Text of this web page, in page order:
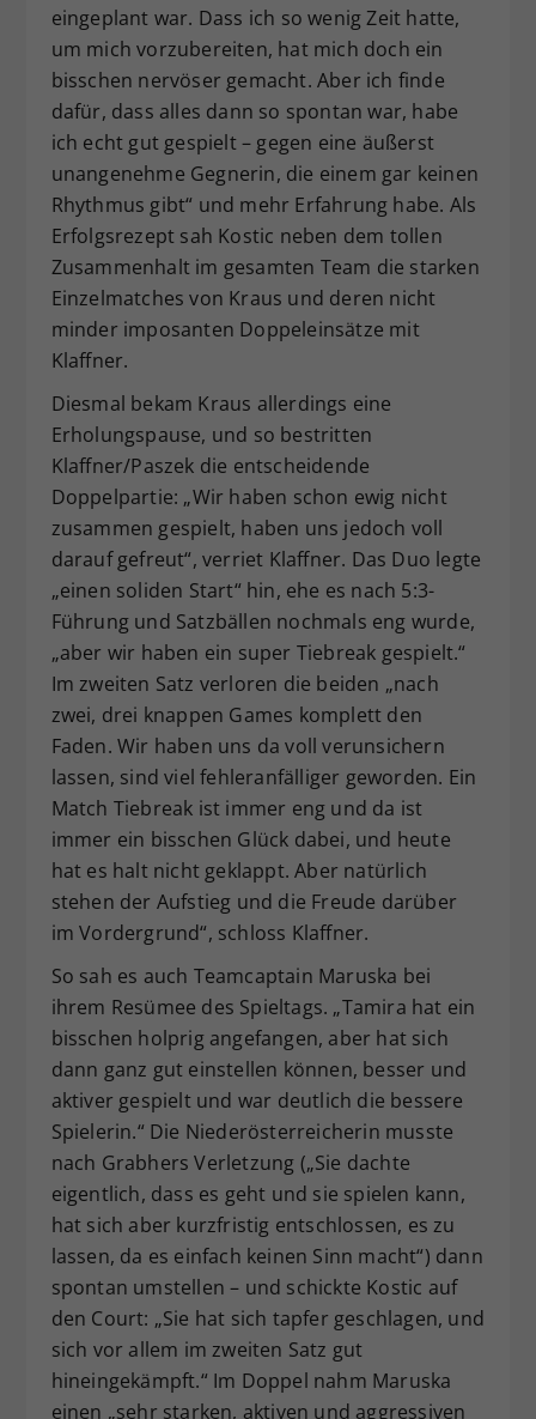
eingeplant war. Dass ich so wenig Zeit hatte,
um mich vorzubereiten, hat mich doch ein
bisschen nervöser gemacht. Aber ich finde
dafür, dass alles dann so spontan war, habe
ich echt gut gespielt – gegen eine äußerst
unangenehme Gegnerin, die einem gar keinen
Rhythmus gibt“ und mehr Erfahrung habe. Als
Erfolgsrezept sah Kostic neben dem tollen
Zusammenhalt im gesamten Team die starken
Einzelmatches von Kraus und deren nicht
minder imposanten Doppeleinsätze mit
Klaffner.
Diesmal bekam Kraus allerdings eine
Erholungspause, und so bestritten
Klaffner/Paszek die entscheidende
Doppelpartie: „Wir haben schon ewig nicht
zusammen gespielt, haben uns jedoch voll
darauf gefreut“, verriet Klaffner. Das Duo legte
„einen soliden Start“ hin, ehe es nach 5:3-
Führung und Satzbällen nochmals eng wurde,
„aber wir haben ein super Tiebreak gespielt.“
Im zweiten Satz verloren die beiden „nach
zwei, drei knappen Games komplett den
Faden. Wir haben uns da voll verunsichern
lassen, sind viel fehleranfälliger geworden. Ein
Match Tiebreak ist immer eng und da ist
immer ein bisschen Glück dabei, und heute
hat es halt nicht geklappt. Aber natürlich
stehen der Aufstieg und die Freude darüber
im Vordergrund“, schloss Klaffner.
So sah es auch Teamcaptain Maruska bei
ihrem Resümee des Spieltags. „Tamira hat ein
bisschen holprig angefangen, aber hat sich
dann ganz gut einstellen können, besser und
aktiver gespielt und war deutlich die bessere
Spielerin.“ Die Niederösterreicherin musste
nach Grabhers Verletzung („Sie dachte
eigentlich, dass es geht und sie spielen kann,
hat sich aber kurzfristig entschlossen, es zu
lassen, da es einfach keinen Sinn macht“) dann
spontan umstellen – und schickte Kostic auf
den Court: „Sie hat sich tapfer geschlagen, und
sich vor allem im zweiten Satz gut
hineingekämpft.“ Im Doppel nahm Maruska
einen „sehr starken, aktiven und aggressiven